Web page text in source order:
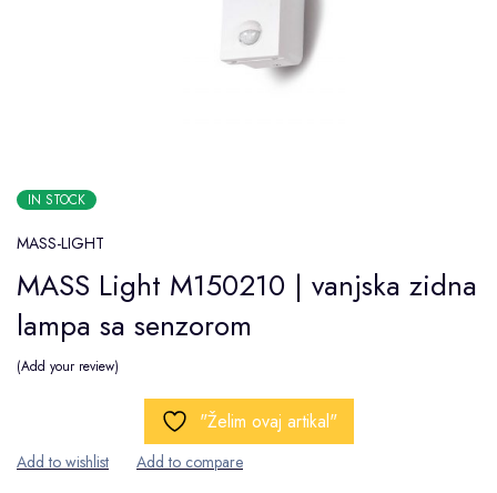
IN STOCK
MASS-LIGHT
MASS Light M150210 | vanjska zidna
lampa sa senzorom
Add your review
"Želim ovaj artikal"